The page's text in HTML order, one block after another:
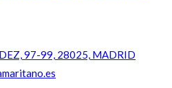
97-99, 28025, MADRID